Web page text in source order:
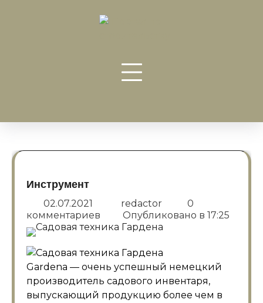
Инструмент
02.07.2021 redactor
0
комментариев
Опубликовано в 17:25
Gardena — очень успешный немецкий
производитель садового инвентаря,
выпускающий продукцию более чем в